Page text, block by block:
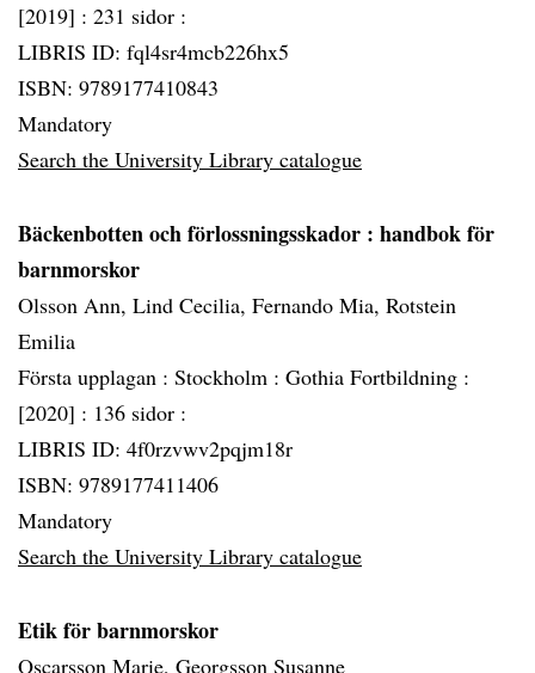
[2019] : 231 sidor :
LIBRIS ID: fql4sr4mcb226hx5
ISBN: 9789177410843
Mandatory
Search the University Library catalogue
Bäckenbotten och förlossningsskador : handbok för
barnmorskor
Olsson Ann, Lind Cecilia, Fernando Mia, Rotstein
Emilia
Första upplagan : Stockholm : Gothia Fortbildning :
[2020] : 136 sidor :
LIBRIS ID: 4f0rzvwv2pqjm18r
ISBN: 9789177411406
Mandatory
Search the University Library catalogue
Etik för barnmorskor
Oscarsson Marie, Georgsson Susanne